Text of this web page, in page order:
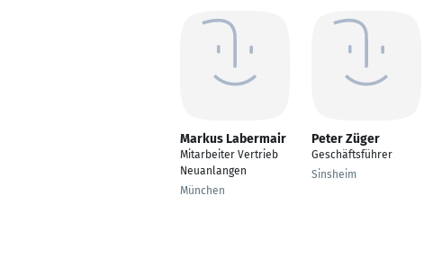
Markus Labermair
Mitarbeiter Vertrieb
Neuanlangen
München
Peter Züger
Geschäftsführer
Sinsheim